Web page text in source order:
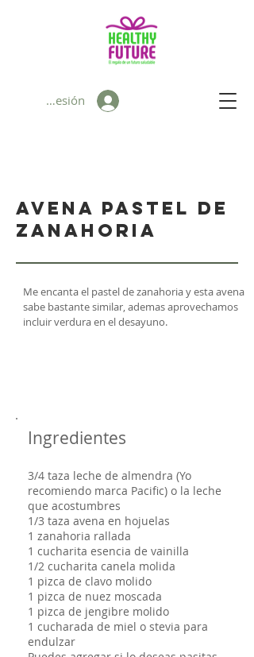
Iniciar sesión
Avena pastel de
zanahoria
Me encanta el pastel de zanahoria y esta avena
sabe bastante similar, ademas aprovechamos
incluir verdura en el desayuno.
Ingredientes
3/4 taza leche de almendra (Yo
recomiendo marca Pacific) o la leche
que acostumbres
1/3 taza avena en hojuelas
1 zanahoria rallada
1 cucharita esencia de vainilla
1/2 cucharita canela molida
1 pizca de clavo molido
1 pizca de nuez moscada
1 pizca de jengibre molido
1 cucharada de miel o stevia para
endulzar